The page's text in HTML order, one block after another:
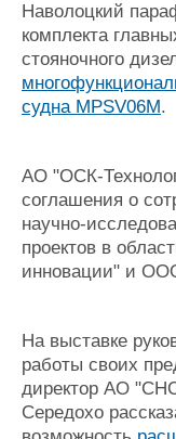
Наволоцкий
комплекта
стояночного
судна MPSV06M.
АО "ОСК-
соглашения о
научно-
проектов в
инновации" и
На выставке
работы своих
директор АО
Середохо